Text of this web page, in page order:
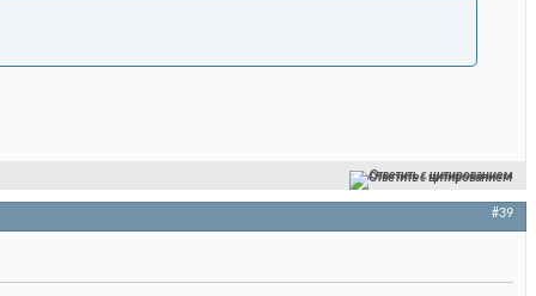
Ответить с цитированием
#39